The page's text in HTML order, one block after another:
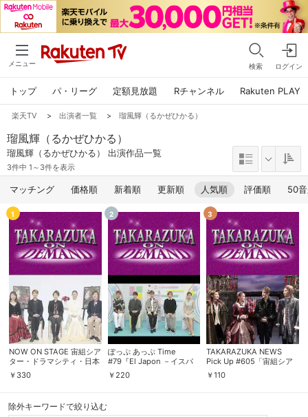
メニュー 検索 ログイン
トップ パ・リーグ 定額見放題 Rチャンネル Rakuten PLAY
楽天TV > 出演者一覧 > 瑠風輝（るかぜひかる）
瑠風輝（るかぜひかる）
瑠風輝（るかぜひかる） 出演作品一覧
3件中 1～3件を表示
マッチング 価格順 新着順 更新順 人気順 評価順 50
1
NOW ON STAGE 宙組シア
ター・ドラマシティ・日本
青年館ホール公演『群盗-
Die Rauber-』
￥ 330
2
ぽっぷ あっぷ Time
#79『El Japon －イスパ
ニアのサムライ－』『アク
アヴィーテ！！』
￥220
3
TAKARAZUKA NEWS
Pick Up #605「宙組シア
ター・ドラマシティ公演
『群盗-Die Rauber-』突
￥110
除外キーワードで絞り込む